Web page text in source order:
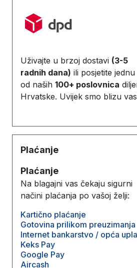
Uživajte u brzoj dostavi (3-5
radnih dana) ili posjetite jednu
od naših 100+ poslovnica
Hrvatske. Uvijek smo blizu
Plaćanje
Plaćanje
Na blagajni vas čekaju sigurni
načini plaćanja po vašoj želji:
Kartično plaćanje
Gotovina prilikom preuzimanja
Internet bankarstvo / opća
Keks Pay
Google Pay
Aircash